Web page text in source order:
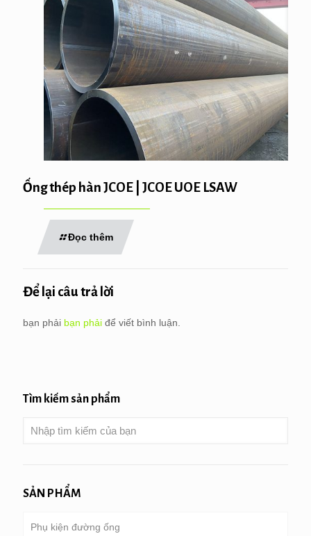
Ống thép hàn JCOE | JCOE UOE LSAW
Đọc thêm
Để lại câu trả lời
bạn phải bạn phải để viết bình luận.
Tìm kiếm sản phẩm
SẢN PHẨM
Phụ kiện đường ống